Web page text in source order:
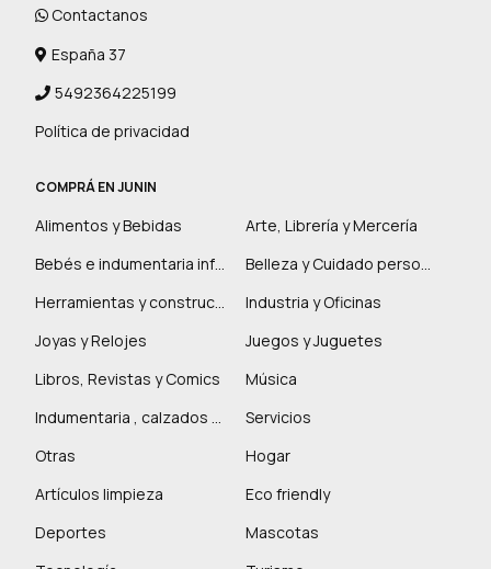
Contactanos
España 37
5492364225199
Política de privacidad
COMPRÁ EN JUNIN
Alimentos y Bebidas
Arte, Librería y Mercería
Bebés e indumentaria infantil
Belleza y Cuidado personal
Herramientas y construcción
Industria y Oficinas
Joyas y Relojes
Juegos y Juguetes
Libros, Revistas y Comics
Música
Indumentaria , calzados y marroquinería
Servicios
Otras
Hogar
Artículos limpieza
Eco friendly
Deportes
Mascotas